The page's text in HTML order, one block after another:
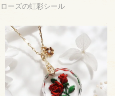
ローズの虹彩シール